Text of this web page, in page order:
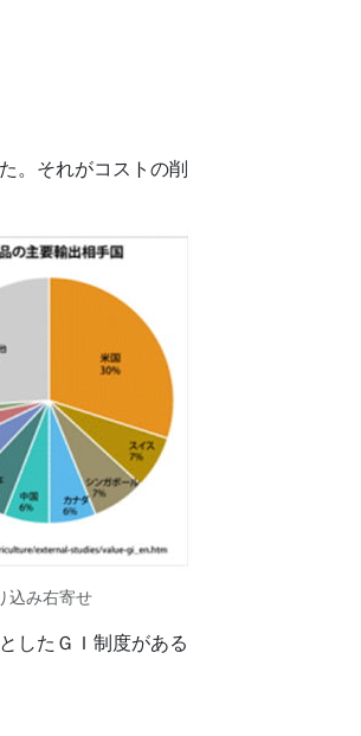
。それがコストの削
込み右寄せ
したＧＩ制度がある